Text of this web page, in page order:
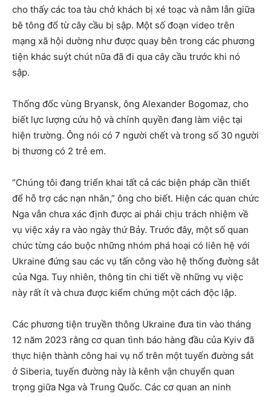
cho thấy các toa tàu chở khách bị xé toạc và nằm lẫn giữa
bê tông đổ từ cây cầu bị sập. Một số đoạn video trên
mạng xã hội dường như được quay bên trong các phương
tiện khác suýt chút nữa đã đi qua cây cầu trước khi nó
sập.
Thống đốc vùng Bryansk, ông Alexander Bogomaz, cho
biết lực lượng cứu hộ và chính quyền đang làm việc tại
hiện trường. Ông nói có 7 người chết và trong số 30 người
bị thương có 2 trẻ em.
“Chúng tôi đang triển khai tất cả các biện pháp cần thiết
để hỗ trợ các nạn nhân,” ông cho biết. Hiện các quan chức
Nga vẫn chưa xác định được ai phải chịu trách nhiệm về
vụ việc xảy ra vào ngày thứ Bảy. Trước đây, một số quan
chức từng cáo buộc những nhóm phá hoại có liên hệ với
Ukraine đứng sau các vụ tấn công vào hệ thống đường sắt
của Nga. Tuy nhiên, thông tin chi tiết về những vụ việc
này rất ít và chưa được kiểm chứng một cách độc lập.
Các phương tiện truyền thông Ukraine đưa tin vào tháng
12 năm 2023 rằng cơ quan tình báo hàng đầu của Kyiv đã
thực hiện thành công hai vụ nổ trên một tuyến đường sắt
ở Siberia, tuyến đường này là kênh vận chuyển quan
trọng giữa Nga và Trung Quốc. Các cơ quan an ninh